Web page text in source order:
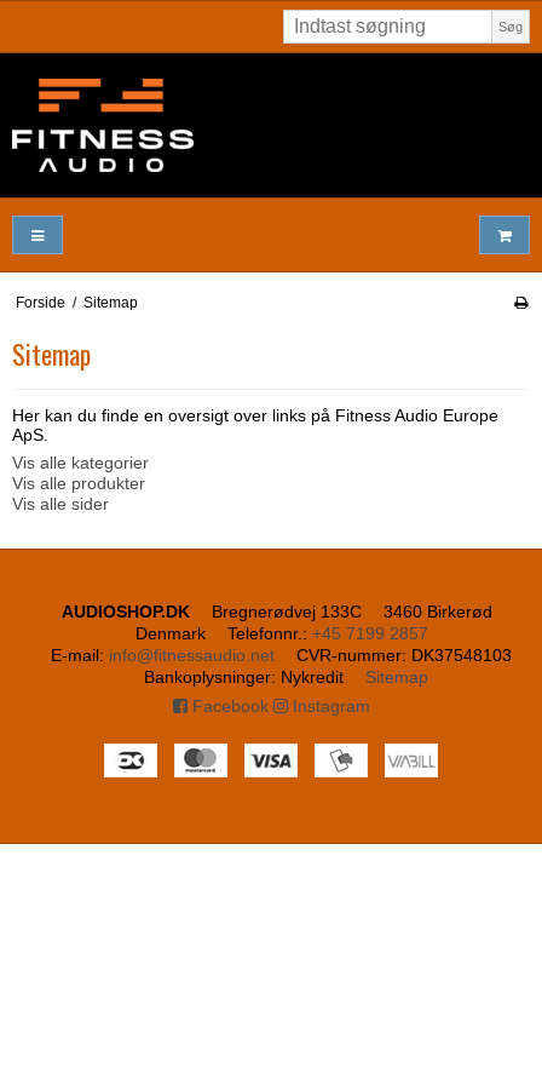
Søg
Forside / Sitemap
Sitemap
Her kan du finde en oversigt over links på Fitness Audio Europe
ApS.
Vis alle kategorier
Vis alle produkter
Vis alle sider
AUDIOSHOP.DK Bregnerødvej 133C
3460 Birkerød
Denmark
Telefonnr. : +45 7199 2857
E-mail: info@fitnessaudio.net CVR-nummer: DK37548103
Bankoplysninger: Nykredit
Sitemap
Facebook
Instagram